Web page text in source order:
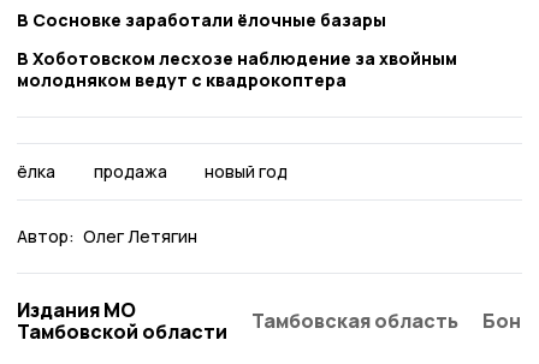
В Сосновке заработали ёлочные базары
В Хоботовском лесхозе наблюдение за хвойным
молодняком ведут с квадрокоптера
ёлка продажа новый год
Автор: Олег Летягин
Издания МО
Тамбовской области
Тамбовская область